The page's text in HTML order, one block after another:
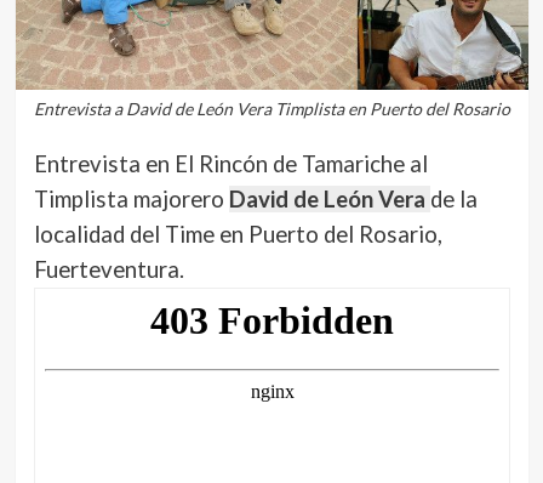
Entrevista a David de León Vera Timplista en Puerto del Rosario
Entrevista en El Rincón de Tamariche al
Timplista majorero David de León Vera de la
localidad del Time en Puerto del Rosario,
Fuerteventura.